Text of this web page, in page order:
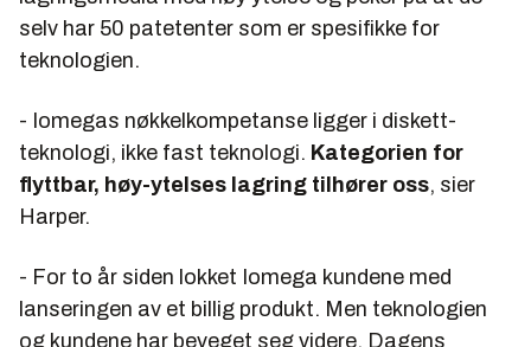
selv har 50 patetenter som er spesifikke for
teknologien.
- Iomegas nøkkelkompetanse ligger i diskett-
teknologi, ikke fast teknologi. Kategorien for
flyttbar, høy-ytelses lagring tilhører oss, sier
Harper.
- For to år siden lokket Iomega kundene med
lanseringen av et billig produkt. Men teknologien
og kundene har beveget seg videre. Dagens